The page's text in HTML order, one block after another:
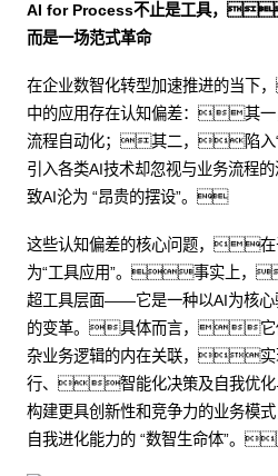
AI for Process不止是工具，
而是一场范式革命
在企业数智化转型加速推进的当
中的应用存在认知偏差：其
流程自动化；其二，陷入
引入各类AI技术却忽视与业务流
致AI沦为 “昂贵的摆设”。
这些认知偏差的核心问题，在
为“工具应用”。事实上，
超工具层面——它是一种以AI为核心
的变革。具体而言，它
杂业务逻辑的内在关联，实
行、智能化决策及自我优
构建更具创新性和竞争力的业务
自我进化能力的 “数智生命体”。